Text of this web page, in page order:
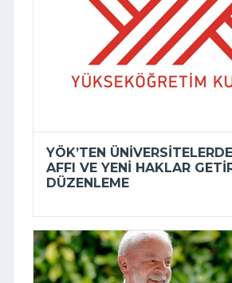
YÖK’TEN
AFFI VE YENI HAKLAR
DÜZENLEME